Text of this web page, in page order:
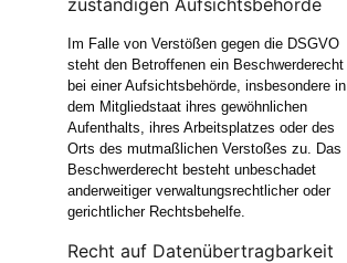
Im Falle von Verstößen gegen die DSGVO
steht den Betroffenen ein Beschwerderecht
bei einer Aufsichtsbehörde, insbesondere in
dem Mitgliedstaat ihres gewöhnlichen
Aufenthalts, ihres Arbeitsplatzes oder des
Orts des mutmaßlichen Verstoßes zu. Das
Beschwerderecht besteht unbeschadet
anderweitiger verwaltungsrechtlicher oder
gerichtlicher Rechtsbehelfe.
Recht auf Datenübertragbarkeit